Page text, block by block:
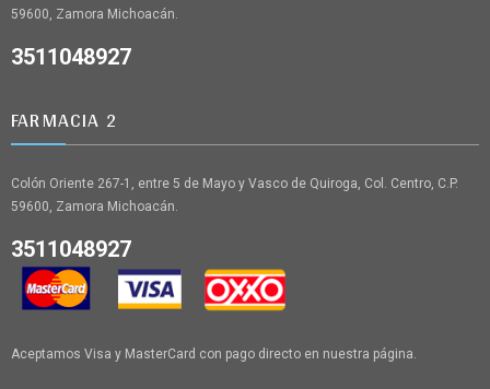
59600, Zamora Michoacán.
3511048927
FARMACIA 2
Colón Oriente 267-1, entre 5 de Mayo y Vasco de Quiroga, Col. Centro, C.P.
59600, Zamora Michoacán.
3511048927
Aceptamos Visa y MasterCard con pago directo en nuestra página.